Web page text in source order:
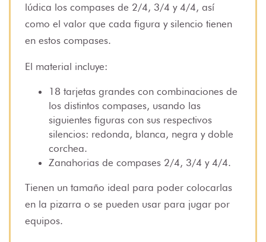
lúdica los compases de 2/4, 3/4 y 4/4, así
como el valor que cada figura y silencio tienen
en estos compases.
El material incluye:
18 tarjetas grandes con combinaciones de
los distintos compases, usando las
siguientes figuras con sus respectivos
silencios: redonda, blanca, negra y doble
corchea.
Zanahorias de compases 2/4, 3/4 y 4/4.
Tienen un tamaño ideal para poder colocarlas
en la pizarra o se pueden usar para jugar por
equipos.